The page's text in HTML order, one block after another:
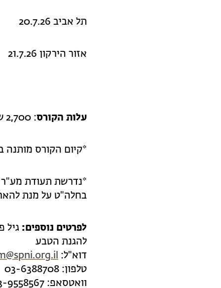
תל אביב 20.7.26
אזור הירקון 21.7.26
עלות הקורס: 2,700 ₪
*קיום הקורס
בחלה"ט על מנת
לפרטים נוספים: גיל
להגנת הטבע
דוא"ל:
טלפון: 03-6388708
וואטסאפ: 03-9558567